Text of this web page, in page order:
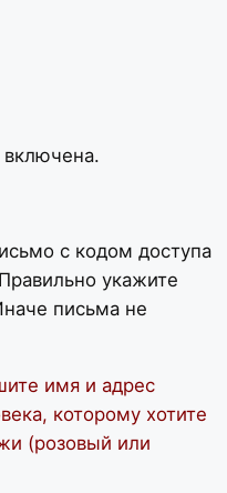
включена.
с кодом доступа
укажите
письма не
имя и адрес
которому хотите
(розовый или